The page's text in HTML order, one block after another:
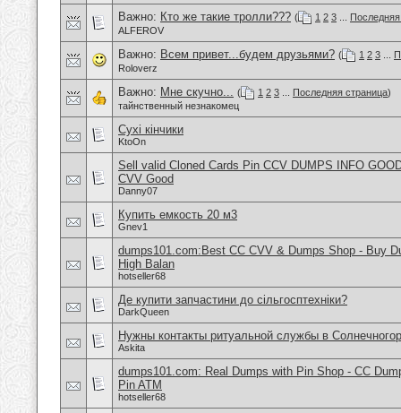
Важно: Кто же такие тролли??? ( 1 2 3
ALFEROV
Важно: Всем привет...будем друзьями? ( 1 2 3
Roloverz
Важно: Мне скучно... ( 1 2 3 Последняя страница)
тайнственный незнакомец
Сухі кінчики
KtoOn
Sell valid Cloned Cards Pin CCV DUMPS INFO
CVV Good
Danny07
Купить емкость 20 м3
Gnev1
dumps101.com:Best CC CVV & Dumps Shop - Buy
High Balan
hotseller68
Де купити запчастини до сільгосптехніки?
DarkQueen
Нужны контакты ритуальной службы в
Askita
dumps101.com: Real Dumps with Pin Shop - CC
Pin ATM
hotseller68